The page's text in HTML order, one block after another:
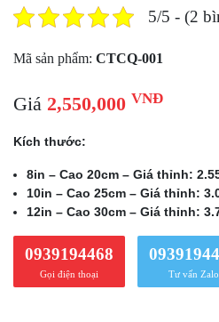
5/5 - (2
Mã sản phẩm: CTCQ-001
Giá 2,550,000 VNĐ
Kích thước:
8in – Cao 20cm – Giá thỉnh:
10in – Cao 25cm – Giá thỉnh:
12in – Cao 30cm – Giá thỉnh:
0939194468
Gọi điện thoại Tư vấn Zalo